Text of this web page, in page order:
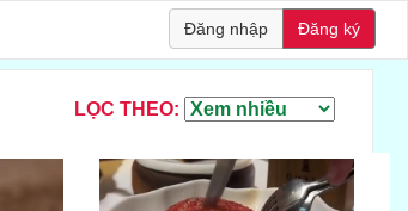
Đăng nhập Đăng ký
LỌC THEO: